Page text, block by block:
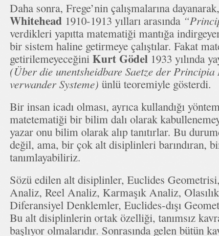
Daha sonra, Frege’nin çalışmalarına
Whitehead 1910-1913 yılları arasında
verdikleri yapıtta matematiği mantığa
bir sistem haline getirmeye çalıştılar. Fakat
getirilemeyeceğini Kurt Gödel 1933 yılında
(Über die unentsheidbare Saetze der
verwander Systeme) ünlü teoremiyle gösterdi.
Bir insan icadı olması, ayrıca kullandığı
matetematiği bir bilim dalı olarak
yazar onu bilim olarak alıp tanıtırlar. Bu
değil, ama, bir çok alt disiplinleri barındıran,
tanımlayabiliriz.
Sözü edilen alt disiplinler, Euclides
Analiz, Reel Analiz, Karmaşık Analiz,
Diferansiyel Denklemler, Euclides-dışı
Bu alt disiplinlerin ortak özelliği, tanımsız
başlıyor olmalarıdır. Sonrasında gelen bütün